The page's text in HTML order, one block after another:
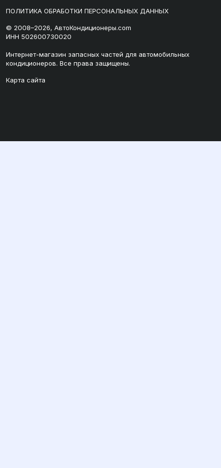
ПОЛИТИКА ОБРАБОТКИ ПЕРСОНАЛЬНЫХ ДАННЫХ
© 2008–2026, АвтоКондиционеры.com
ИНН 502600730020
Интернет-магазин запасных частей для автомобильных
кондиционеров. Все права защищены.
Карта сайта